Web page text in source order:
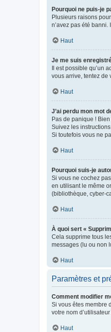
Pourquoi ne puis-je
Plusieurs raisons
n’avez pas été
Haut
Je me suis
Il est possible qu’un
vous arrive, tentez de
Haut
J’ai perdu mon mot
Pas de panique !
Suivez les
Si toutefois vous ne
Haut
Pourquoi suis-je
Si vous ne cochez
en utilisant le même
(bibliothèque, cyber-
Haut
À quoi sert «
Cela supprime tous
messages (lu ou non
Haut
Paramètres et
Comment modifier
Si vous êtes membre
votre nom
Haut